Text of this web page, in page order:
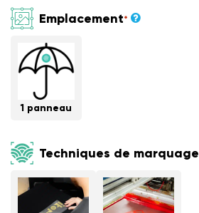
Emplacement*
1 panneau
Techniques de marquage